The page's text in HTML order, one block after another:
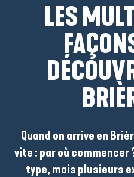
LES
BRIÈRE
Quand on arrive en
vite : par où commencer
type, mais plusieurs